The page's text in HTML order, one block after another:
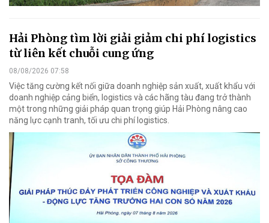
Hải Phòng tìm lời giải giảm chi phí logistics
từ liên kết chuỗi cung ứng
08/08/2026 07:58
Việc tăng cường kết nối giữa doanh nghiệp sản xuất, xuất khẩu với
doanh nghiệp cảng biển, logistics và các hãng tàu đang trở thành
một trong những giải pháp quan trọng giúp Hải Phòng nâng cao
năng lực cạnh tranh, tối ưu chi phí logistics.